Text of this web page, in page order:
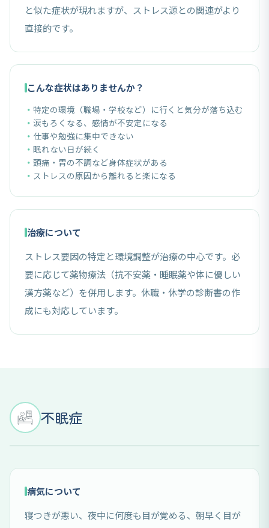
と似た症状が現れますが、ストレス源との関連がより
直接的です。
こんな症状はありませんか？
特定の環境（職場・学校など）に行くと気分が落ち込む
涙もろくなる、感情が不安定になる
仕事や勉強に集中できない
眠れない日が続く
頭痛・胃の不調など身体症状がある
ストレスの原因から離れると楽になる
治療について
ストレス要因の特定と環境調整が治療の中心です。必
要に応じて薬物療法（抗不安薬・睡眠薬や体に優しい
漢方薬など）を併用します。休職・休学の診断書の作
成にも対応しています。
不眠症
病気について
寝つきが悪い、夜中に何度も目が覚める、朝早く目が